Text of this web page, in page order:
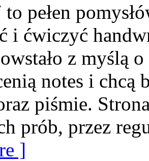
pełen
i ćwiczyć
z myślą
notes i chcą
piśmie.
prób, przez
]